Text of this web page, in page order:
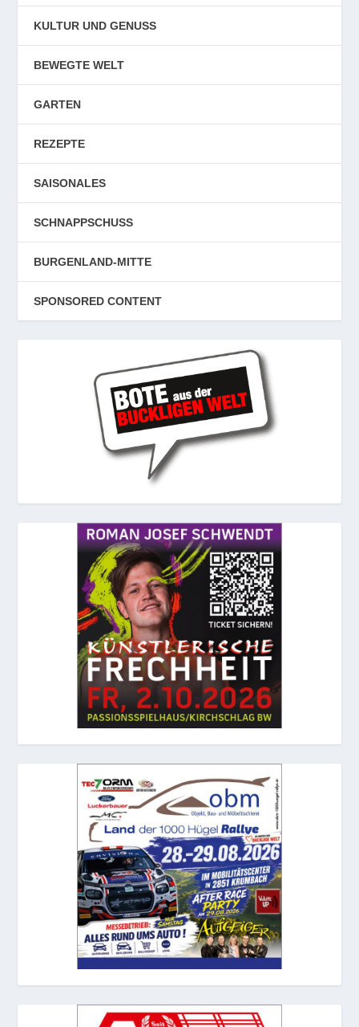
KULTUR UND GENUSS
BEWEGTE WELT
GARTEN
REZEPTE
SAISONALES
SCHNAPPSCHUSS
BURGENLAND-MITTE
SPONSORED CONTENT